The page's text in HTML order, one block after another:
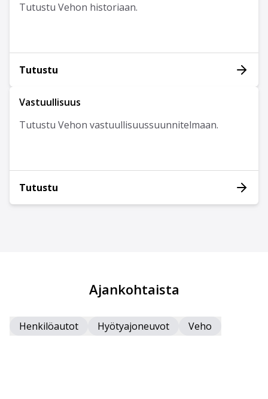
Tutustu Vehon historiaan.
Tutustu
Vastuullisuus
Tutustu Vehon vastuullisuussuunnitelmaan.
Tutustu
Ajankohtaista
Henkilöautot Hyötyajoneuvot Veho